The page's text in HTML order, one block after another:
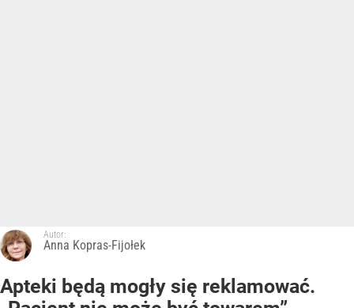
Autor:
Anna Kopras-Fijołek
Apteki będą mogły się reklamować.